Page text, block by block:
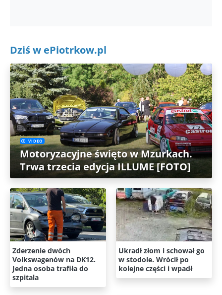
Dziś w ePiotrkow.pl
VIDEO
Motoryzacyjne święto w Mzurkach.
Trwa trzecia edycja ILLUME [FOTO]
Zderzenie dwóch
Volkswagenów na DK12.
Jedna osoba trafiła do
szpitala
Ukradł złom i schował go
w stodole. Wrócił po
kolejne części i wpadł